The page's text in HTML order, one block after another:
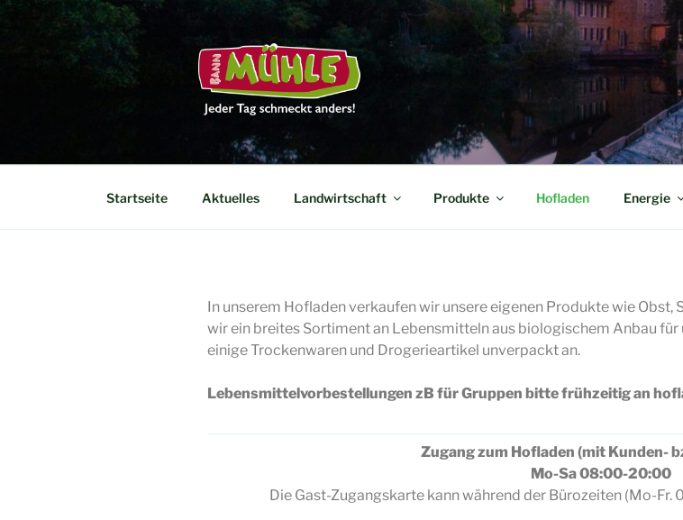
DIE BANNMÜHLE
Jeder Tag schmeckt anders
Startseite Aktuelles Landwirtschaft Produkte Hofladen Energie
In unserem Hofladen verkaufen wir unsere eigenen Produkte wie Obst,
wir ein breites Sortiment an Lebensmitteln aus biologischem Anbau
einige Trockenwaren und Drogerieartikel unverpackt an.
Lebensmittelvorbestellungen zB für Gruppen bitte frühzeitig an
Zugang zum Hofladen (mit Kunden-
Mo-Sa 08:00-20:00
Die Gast-Zugangskarte kann während der Bürozeiten (Mo-